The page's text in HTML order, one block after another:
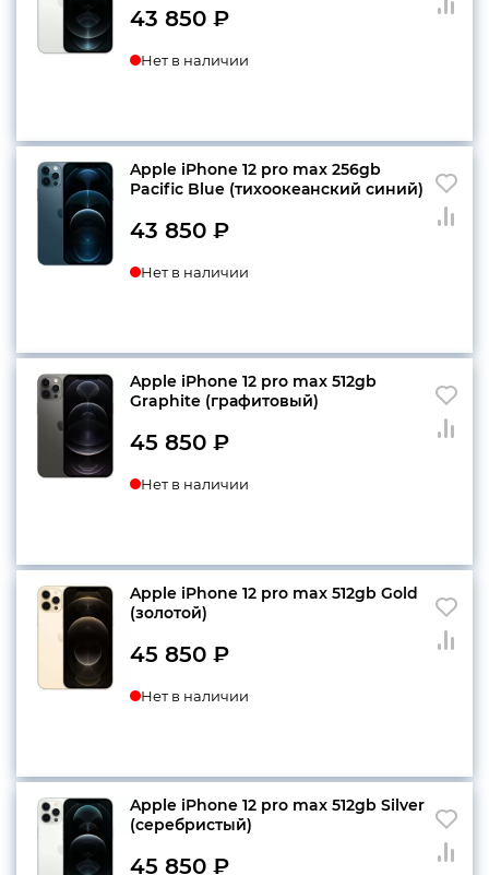
43 850 ₽
Нет в наличии
Apple iPhone 12 pro max 256gb
Pacific Blue (тихоокеанский синий)
43 850 ₽
Нет в наличии
Apple iPhone 12 pro max 512gb
Graphite (графитовый)
45 850 ₽
Нет в наличии
Apple iPhone 12 pro max 512gb Gold
(золотой)
45 850 ₽
Нет в наличии
Apple iPhone 12 pro max 512gb Silver
(серебристый)
45 850 ₽